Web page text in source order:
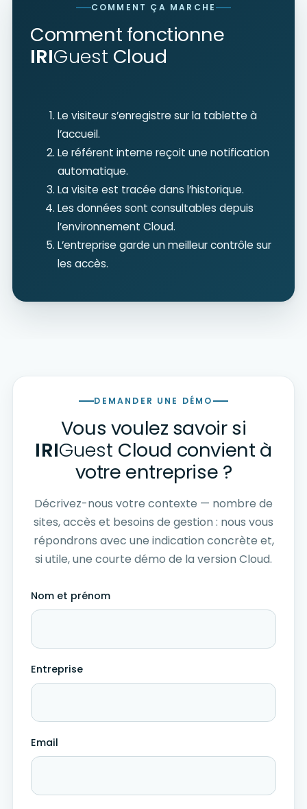
COMMENT ÇA MARCHE
Comment fonctionne
IRIGuest Cloud
Le visiteur s’enregistre sur la tablette à
l’accueil.
Le référent interne reçoit une notification
automatique.
La visite est tracée dans l’historique.
Les données sont consultables depuis
l’environnement Cloud.
L’entreprise garde un meilleur contrôle sur
les accès.
DEMANDER UNE DÉMO
Vous voulez savoir si
IRIGuest Cloud convient à
votre entreprise ?
Décrivez-nous votre contexte — nombre de
sites, accès et besoins de gestion : nous vous
répondrons avec une indication concrète et,
si utile, une courte démo de la version Cloud.
Nom et prénom
Entreprise
Email